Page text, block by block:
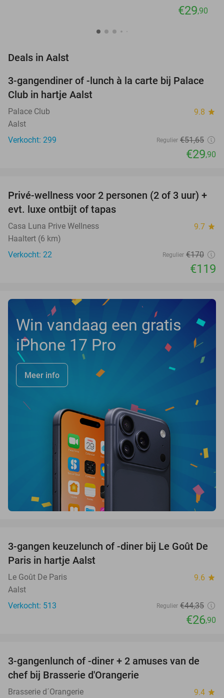
€29,90
Deals in Aalst
42%
3-gangendiner of -lunch à la carte bij Palace
Club in hartje Aalst
Palace Club 9.8 star
Aalst
Verkocht: 299
Regulier €51,65
€29,90
30%
Privé-wellness voor 2 personen (2 of 3 uur) +
evt. luxe ontbijt of tapas
Casa Luna Prive Wellness 9.7 star
Haaltert (6 km)
Verkocht: 22
Regulier €170
€119
Win vandaag een gratis
iPhone 17 Pro
Meer info
39%
3-gangen keuzelunch of -diner bij Le Goût De
Paris in hartje Aalst
Le Goût De Paris 9.6 star
Aalst
Verkocht: 513
Regulier €44,35
€26,90
48%
3-gangenlunch of -diner + 2 amuses van de
chef bij Brasserie d'Orangerie
Brasserie d´Orangerie 9.4 star